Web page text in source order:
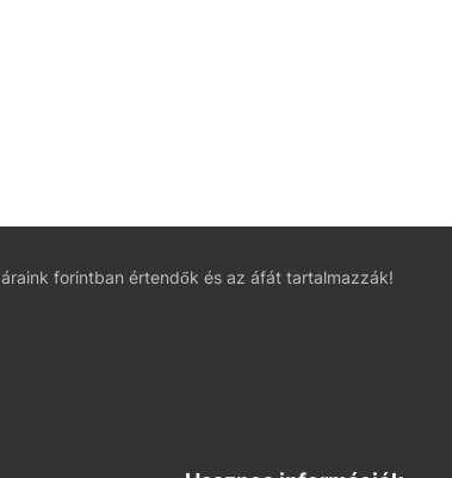
forintban értendők és az áfát tartalmazzák!